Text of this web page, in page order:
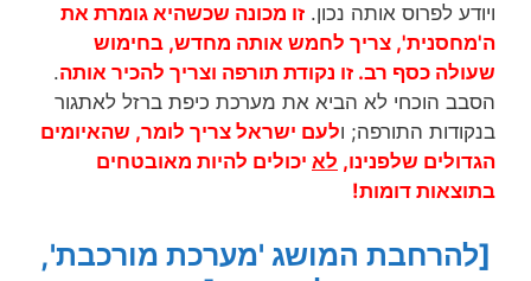
ויודע לפרוס אותה נכון. זו מכונה שכשהיא גומרת את
ה'מחסנית', צריך לחמש אותה מחדש, בחימוש
שעולה כסף רב. זו נקודת תורפה וצריך להכיר אותה.
הסבב הוכחי לא הביא את מערכת כיפת ברזל לאתגור
בנקודות התורפה; ולעם ישראל צריך לומר, שהאיומים
הגדולים שלפנינו, לא יכולים להיות מאובטחים
בתוצאות דומות!
[להרחבת המושג 'מערכת מורכבת',